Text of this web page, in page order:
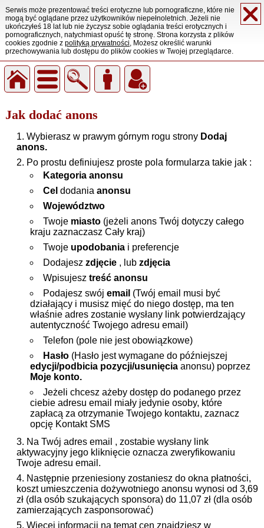
Serwis może prezentować treści erotyczne lub pornograficzne, które nie
mogą być oglądane przez użytkowników niepełnoletnich. Jeżeli nie
ukończyłeś 18 lat lub nie życzysz sobie oglądania treści erotycznych i
pornograficznych, natychmiast opuść tę stronę. Strona korzysta z plików
cookies zgodnie z polityką prywatności, Możesz określić warunki
przechowywania lub dostępu do plików cookies w Twojej przeglądarce.
Jak dodać anons
Wybierasz w prawym górnym rogu strony Dodaj
anons.
Po prostu definiujesz proste pola formularza takie jak :
Kategoria anonsu
Cel dodaniaanonsu
Województwo
Twoje miasto (jeżeli anons Twój dotyczy całego
kraju zaznaczasz Cały kraj)
Twoje upodobania i preferencje
Dodajeszzdjęcie , lubzdjęcia
Wpisujesztreść anonsu
Podajesz swójemail (Twój email musi być
działający i musisz mięć do niego dostęp, ma ten
właśnie adres zostanie wysłany link potwierdzający
autentyczność Twojego adresu email)
Telefon (pole nie jest obowiązkowe)
Hasło (Hasło jest wymagane do późniejszej
edycji/podbicia pozycji/usunięcia anonsu) poprzez
Moje konto.
Jeżeli chcesz ażeby dostęp do podanego przez
ciebie adresu email miały jedynie osoby, które
zapłacą za otrzymanie Twojego kontaktu, zaznacz
opcję Kontakt SMS
Na Twój adres email , zostabie wysłany link
aktywacyjny jego kliknięcie oznacza zweryfikowaniu
Twoje adresu email.
Następnie przeniesiony zostaniesz do okna płatności,
koszt umieszczenia dożywotniego anonsu wynosi od 3,69
zł (dla osób szukających sponsora) do 11,07 zł (dla osób
zamierzających zasponsorować)
Więcej informacji na temat cen znajdziesz w